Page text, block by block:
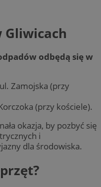
odbędą się w
Zamojska (przy
(przy kościele).
okazja, by pozbyć się
i
dla środowiska.